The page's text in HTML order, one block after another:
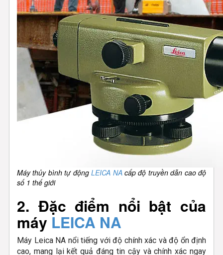
Máy thủy bình tự độngLEICA NA cấp độ truyền dẫn cao độ
số 1 thế giới
2. Đặc điểm nổi bật của
máy LEICA NA
Máy Leica NA nổi tiếng với độ chính xác và độ ổn định
cao, mang lại kết quả đáng tin cậy và chính xác ngay